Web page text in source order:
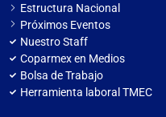
Estructura Nacional
Próximos Eventos
Nuestro Staff
Coparmex en Medios
Bolsa de Trabajo
Herramienta laboral TMEC